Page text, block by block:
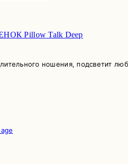
Pillow Talk Deep
ношения, подсветит